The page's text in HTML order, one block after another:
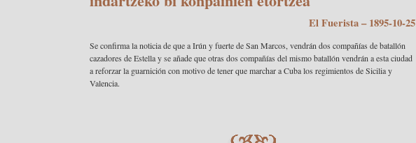
El Fuerista– 1895-10-25
Se confirma la noticia de que a Irún y fuerte de San Marcos, vendrán dos compañías de batallón
cazadores de Estella y se añade que otras dos compañías del mismo batallón vendrán a esta ciudad
a reforzar la guarnición con motivo de tener que marchar a Cuba los regimientos de Sicilia y
Valencia.